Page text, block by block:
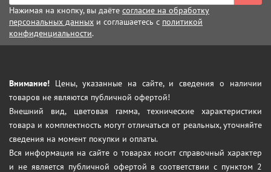
Нажимая на кнопку, вы даёте согласие на обработку
персональных данных и соглашаетесь с политикой
конфиденциальности.
Внимание! Цены, указанные на сайте, и сведения о наличии
товаров не являются публичной офертой!
Внешний вид, цветовая гамма, технические характеристики
товара и комплектность могут отличаться от реальных, уточняйте
сведения на момент покупки и оплаты.
Вся информация на сайте о товарах носит справочный характер
и не является публичной офертой в соответствии с пунктом 2